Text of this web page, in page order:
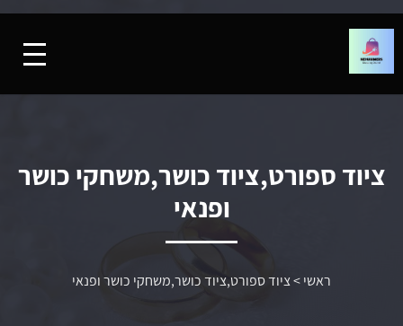
ציוד ספורט,ציוד כושר,משחקי כושר
ופנאי
ראשי>ציוד ספורט,ציוד כושר,משחקי כושר ופנאי